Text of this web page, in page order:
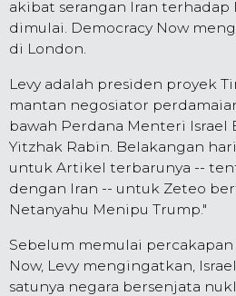
akibat serangan Iran terhadap
dimulai. Democracy Now
di London.
Levy adalah presiden proyek
mantan negosiator
bawah Perdana Menteri Israel
Yitzhak Rabin. Belakangan
untuk Artikel terbarunya --
dengan Iran -- untuk Zeteo
Netanyahu Menipu Trump."
Sebelum memulai
Now, Levy mengingatkan,
satunya negara bersenjata